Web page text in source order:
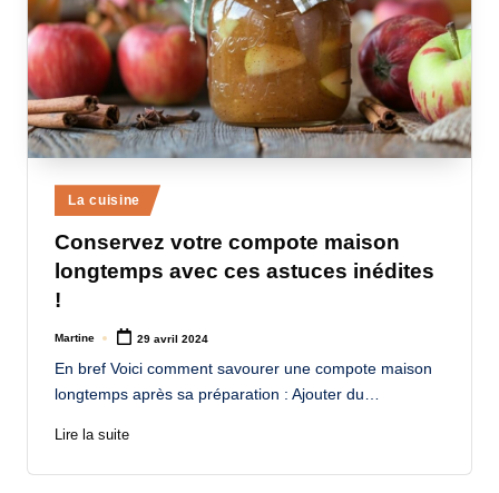
Posted
in
La cuisine
Conservez votre compote maison
longtemps avec ces astuces inédites
!
Posted
Martine 29 avril 2024
En bref Voici comment savourer une compote maison
longtemps après sa préparation : Ajouter du…
Lire la suite